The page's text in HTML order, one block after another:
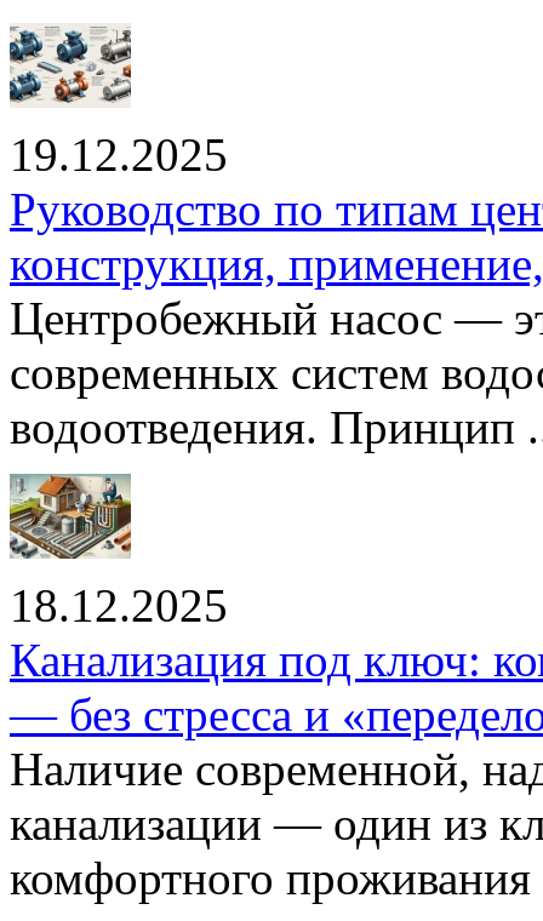
19.12.2025
Руководство по типам
конструкция,
Центробежный насос —
современных систем
водоотведения. Принцип
18.12.2025
Канализация под ключ:
— без стресса и
Наличие современной,
канализации — один из
комфортного проживания